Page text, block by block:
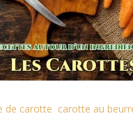
de carotte carotte au